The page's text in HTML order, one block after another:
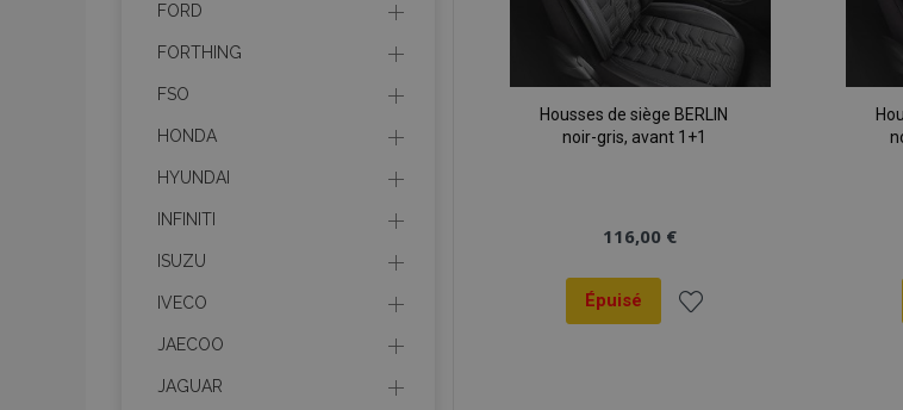
Housses de siège BERLIN
noir-gris, avant 1+1
116,00 €
Épuisé
FORD
FORTHING
FSO
HONDA
HYUNDAI
INFINITI
ISUZU
IVECO
JAECOO
JAGUAR